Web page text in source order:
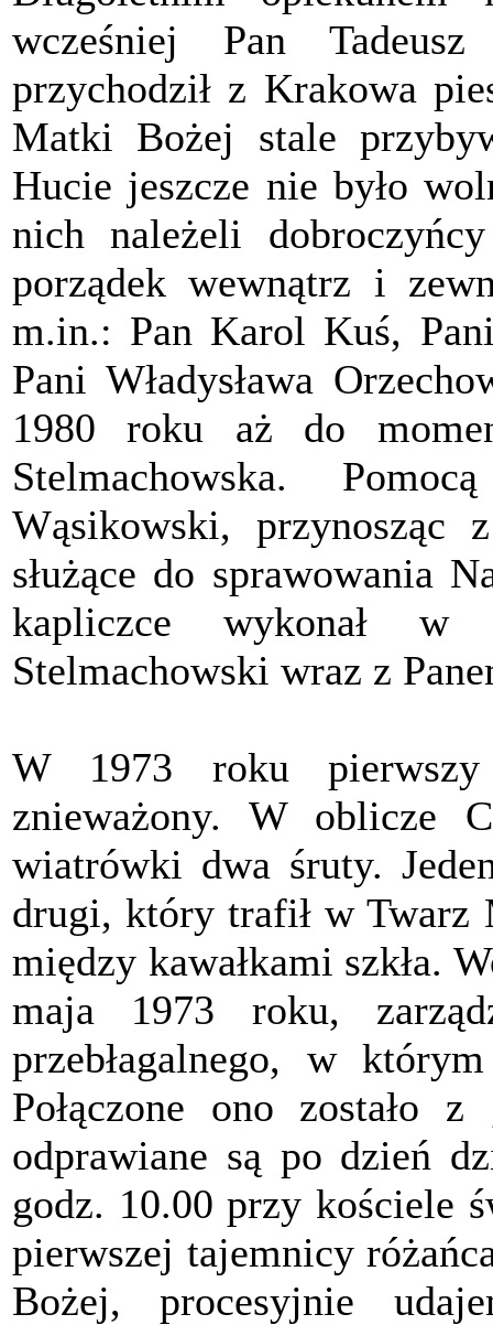
wcześniej Pan
przychodził z Krakowa
Matki Bożej stale
Hucie jeszcze nie było
nich należeli
porządek wewnątrz i
m.in.: Pan Karol Kuś,
Pani Władysława
1980 roku aż do
Stelmachowska.
Wąsikowski, przynosząc
służące do sprawowania
kapliczce wykonał w
Stelmachowski wraz z
W 1973 roku
znieważony. W oblicze
wiatrówki dwa śruty.
drugi, który trafił w Twarz
między kawałkami szkła.
maja 1973 roku,
przebłagalnego, w
Połączone ono zostało
odprawiane są po dzień
godz. 10.00 przy kościele
pierwszej tajemnicy
Bożej, procesyjnie